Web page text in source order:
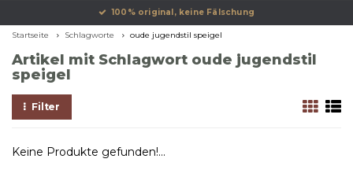
100% original, keine Fälschung
Startseite Schlagworte oude jugendstil speigel
Artikel mit Schlagwort oude jugendstil
speigel
Filter
Keine Produkte gefunden!...